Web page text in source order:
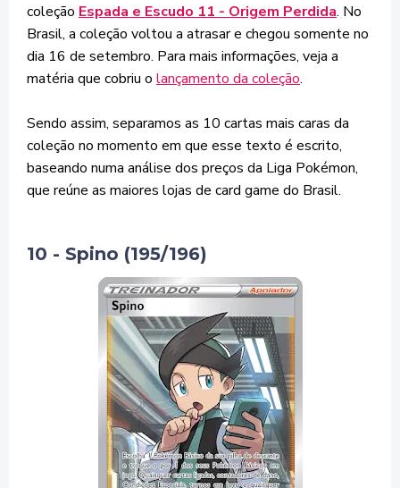
coleção Espada e Escudo 11 - Origem Perdida. No
Brasil, a coleção voltou a atrasar e chegou somente no
dia 16 de setembro. Para mais informações, veja a
matéria que cobriu o lançamento da coleção.
Sendo assim, separamos as 10 cartas mais caras da
coleção no momento em que esse texto é escrito,
baseando numa análise dos preços da Liga Pokémon,
que reúne as maiores lojas de card game do Brasil.
10 - Spino (195/196)